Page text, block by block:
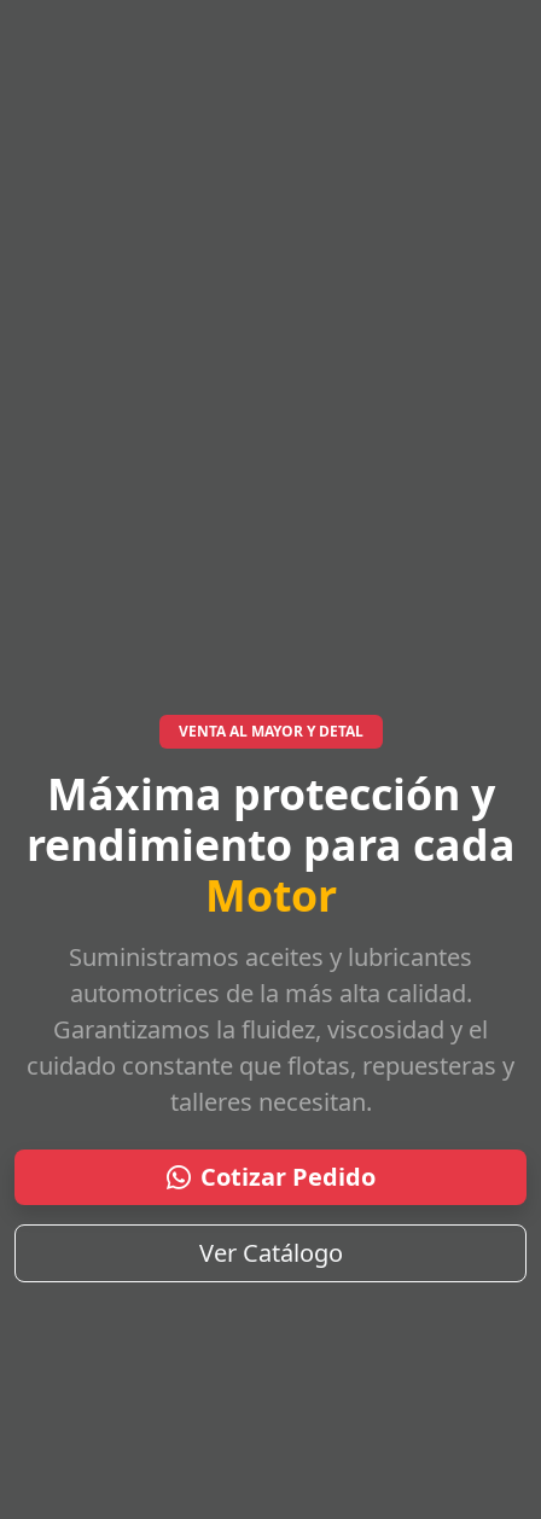
VENTA AL MAYOR Y DETAL
Máxima protección y
rendimiento para cada
Motor
Suministramos aceites y lubricantes
automotrices de la más alta calidad.
Garantizamos la fluidez, viscosidad y el
cuidado constante que flotas, repuesteras y
talleres necesitan.
Cotizar Pedido
Ver Catálogo